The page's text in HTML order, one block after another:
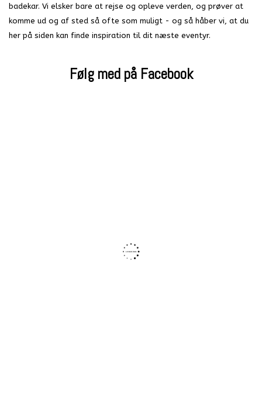
badekar. Vi elsker bare at rejse og opleve verden, og prøver at
komme ud og af sted så ofte som muligt - og så håber vi, at du
her på siden kan finde inspiration til dit næste eventyr.
Følg med på Facebook